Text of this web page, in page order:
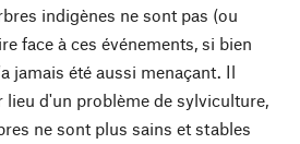
indigènes ne sont pas (ou
face à ces événements, si bien
jamais été aussi menaçant. Il
d'un problème de sylviculture,
ne sont plus sains et stables